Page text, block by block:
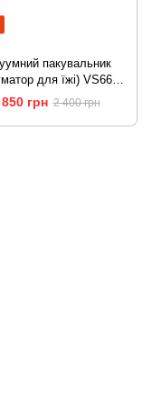
пакувальник
для їжі) VS6620
упаковки продуктів
харчування
грн 2 400 грн